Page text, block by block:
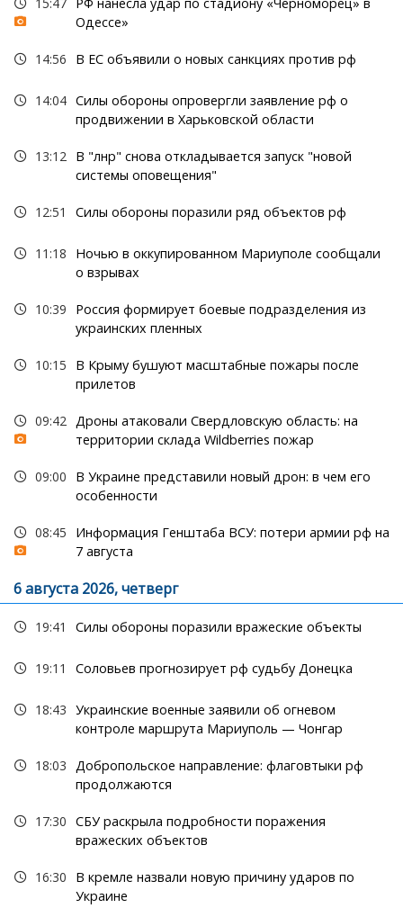
Одессе»
14:56 В ЕС объявили о новых санкциях против рф
14:04 Силы обороны опровергли заявление рф о
продвижении в Харьковской области
13:12 В "лнр" снова откладывается запуск "новой
системы оповещения"
12:51 Силы обороны поразили ряд объектов рф
11:18
Ночью в оккупированном Мариуполе сообщали
о взрывах
10:39
Россия формирует боевые подразделения из
украинских пленных
10:15
В Крыму бушуют масштабные пожары после
прилетов
09:42 Дроны атаковали Свердловскую область: на
территории склада Wildberries пожар
09:00
В Украине представили новый дрон: в чем его
особенности
08:45
Информация Генштаба ВСУ: потери армии рф на
7 августа
6 августа 2026, четверг
19:41 Силы обороны поразили вражеские объекты
19:11 Соловьев прогнозирует рф судьбу Донецка
18:43 Украинские военные заявили об огневом
контроле маршрута Мариуполь — Чонгар
18:03 Добропольское направление: флаговтыки рф
продолжаются
17:30 СБУ раскрыла подробности поражения
вражеских объектов
16:30
В кремле назвали новую причину ударов по
Украине